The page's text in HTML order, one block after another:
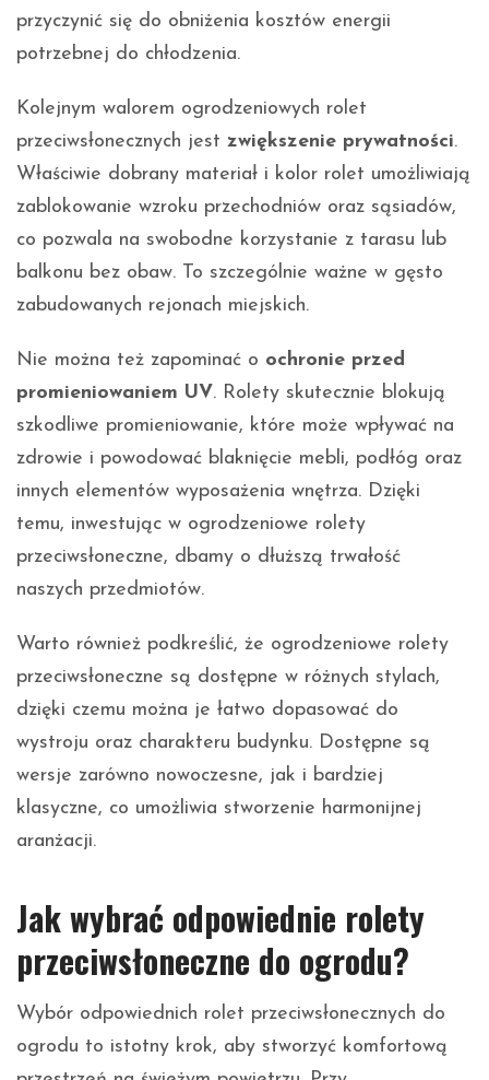
przyczynić się do obniżenia kosztów energii
potrzebnej do chłodzenia.
Kolejnym walorem ogrodzeniowych rolet
przeciwsłonecznych jest zwiększenie prywatności.
Właściwie dobrany materiał i kolor rolet umożliwiają
zablokowanie wzroku przechodniów oraz sąsiadów,
co pozwala na swobodne korzystanie z tarasu lub
balkonu bez obaw. To szczególnie ważne w gęsto
zabudowanych rejonach miejskich.
Nie można też zapominać o ochronie przed
promieniowaniem UV. Rolety skutecznie blokują
szkodliwe promieniowanie, które może wpływać na
zdrowie i powodować blaknięcie mebli, podłóg oraz
innych elementów wyposażenia wnętrza. Dzięki
temu, inwestując w ogrodzeniowe rolety
przeciwsłoneczne, dbamy o dłuższą trwałość
naszych przedmiotów.
Warto również podkreślić, że ogrodzeniowe rolety
przeciwsłoneczne są dostępne w różnych stylach,
dzięki czemu można je łatwo dopasować do
wystroju oraz charakteru budynku. Dostępne są
wersje zarówno nowoczesne, jak i bardziej
klasyczne, co umożliwia stworzenie harmonijnej
aranżacji.
Jak wybrać odpowiednie rolety
przeciwsłoneczne do ogrodu?
Wybór odpowiednich rolet przeciwsłonecznych do
ogrodu to istotny krok, aby stworzyć komfortową